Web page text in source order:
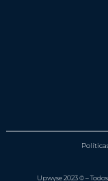
Upwyse 2023 © –